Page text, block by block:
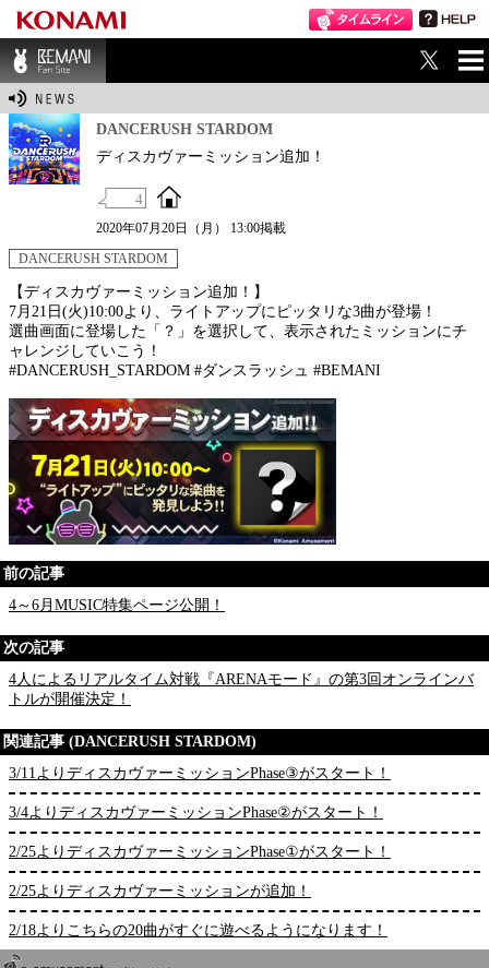
BEMANI Fan Sit
DANCERUSH STARDOM
ディスカヴァーミッション追加！
4
2020年07月20日（月） 13:00掲載
DANCERUSH STARDOM
【ディスカヴァーミッション追加！】
7月21日(火)10:00より、ライトアップにピッタリな3曲が登場！
選曲画面に登場した「？」を選択して、表示されたミッションにチ
ャレンジしていこう！
#DANCERUSH_STARDOM #ダンスラッシュ #BEMANI
前の記事
4～6月MUSIC特集ページ公開！
次の記事
4人によるリアルタイム対戦『ARENAモード』の第3回オンラインバ
トルが開催決定！
関連記事 (DANCERUSH STARDOM)
3/11よりディスカヴァーミッションPhase③がスタート！
3/4よりディスカヴァーミッションPhase②がスタート！
2/25よりディスカヴァーミッションPhase①がスタート！
2/25よりディスカヴァーミッションが追加！
2/18よりこちらの20曲がすぐに遊べるようになります！